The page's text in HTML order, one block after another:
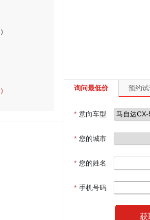
)
)
询问最低价 预约
* 意向车型
* 您的城市
* 您的姓名
* 手机号码
获